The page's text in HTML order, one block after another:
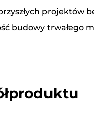
projektów
budowy trwałego